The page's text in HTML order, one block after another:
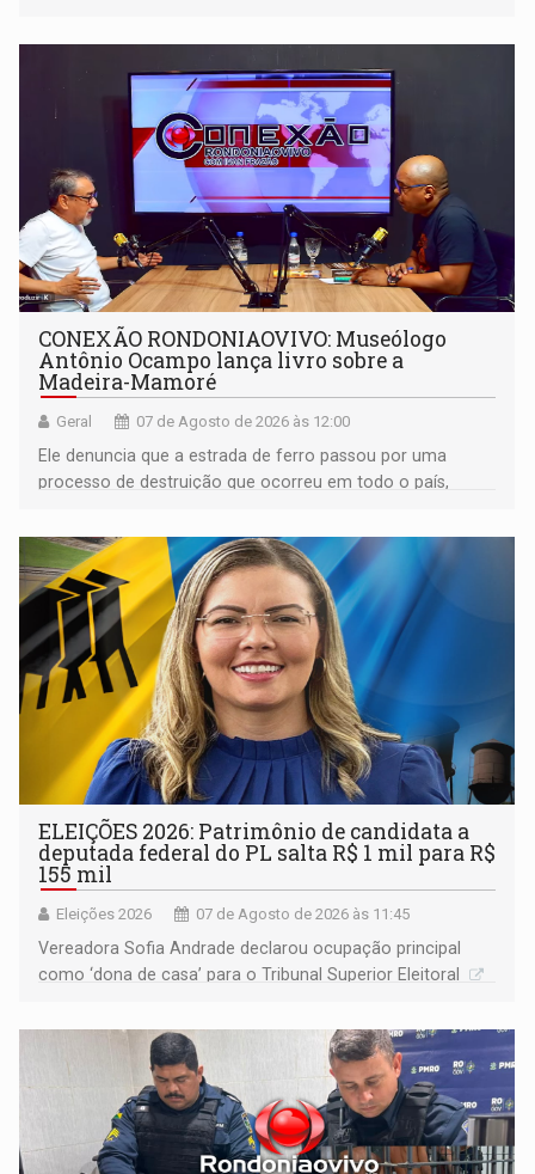
CONEXÃO RONDONIAOVIVO: Museólogo
Antônio Ocampo lança livro sobre a
Madeira-Mamoré
Geral 07 de Agosto de 2026 às 12:00
Ele denuncia que a estrada de ferro passou por uma
processo de destruição que ocorreu em todo o país,
ELEIÇÕES 2026: Patrimônio de candidata a
deputada federal do PL salta R$ 1 mil para R$
155 mil
Eleições 2026 07 de Agosto de 2026 às 11:45
Vereadora Sofia Andrade declarou ocupação principal
como ‘dona de casa’ para o Tribunal Superior Eleitoral